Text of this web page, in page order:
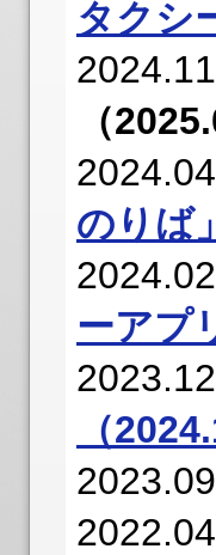
タクシ
（
のりば
ーアプ
（